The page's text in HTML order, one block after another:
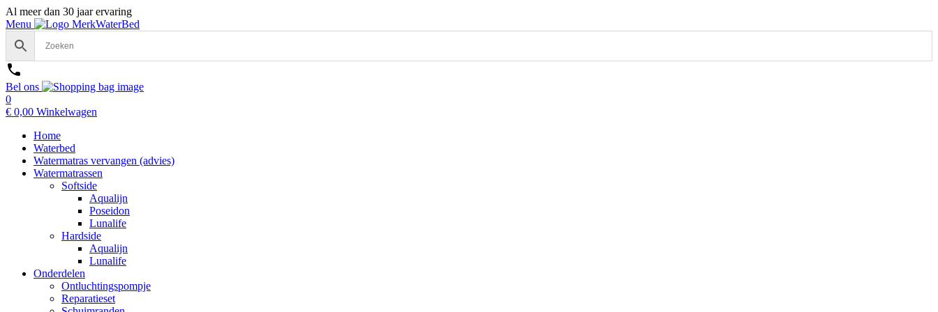
Al meer dan 30 jaar ervaring
Menu
Bel ons
0
€ 0,00 Winkelwagen
Home
Waterbed
Watermatras vervangen (advies)
Watermatrassen
Softside
Aqualijn
Poseidon
Lunalife
Hardside
Aqualijn
Lunalife
Onderdelen
Ontluchtingspompje
Reparatieset